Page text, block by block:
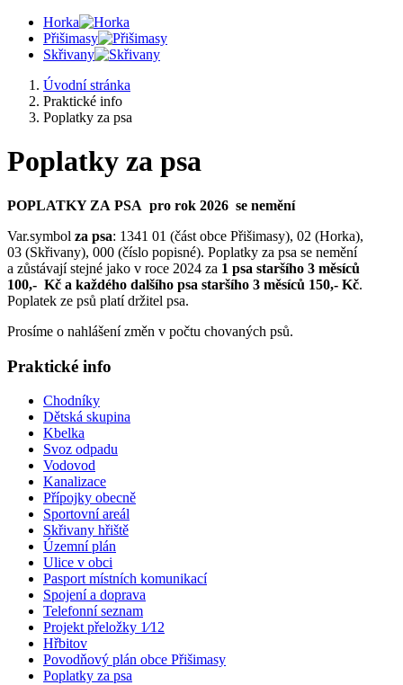
Horka
Přišimasy
Skřivany
Úvodní stránka
Praktické info
Poplatky za psa
Poplatky za psa
POPLATKY ZA PSA pro rok 2026 se nemění
Var.symbol za psa: 1341 01 (část obce Přišimasy), 02 (Horka),
03 (Skřivany), 000 (číslo popisné). Poplatky za psa se nemění
a zůstávají stejné jako v roce 2024 za 1 psa staršího 3 měsíců
100,- Kč a každého dalšího psa staršího 3 měsíců 150,- Kč.
Poplatek ze psů platí držitel psa.
Prosíme o nahlášení změn v počtu chovaných psů.
Praktické info
Chodníky
Dětská skupina
Kbelka
Svoz odpadu
Vodovod
Kanalizace
Přípojky obecně
Sportovní areál
Skřivany hřiště
Územní plán
Ulice v obci
Pasport místních komunikací
Spojení a doprava
Telefonní seznam
Projekt přeložky 1⁄12
Hřbitov
Povodňový plán obce Přišimasy
Poplatky za psa